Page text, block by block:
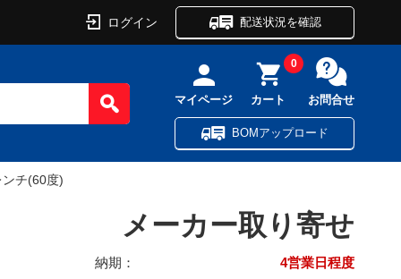
ログイン 配送状況を確認
マイページ カート
0
お問合せ
BOMアップロード
チ(60度)
メーカー取り寄せ
納期：
4営業日程度